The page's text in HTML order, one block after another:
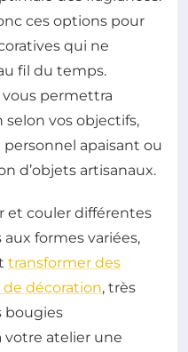
ces options pour
qui ne
fil du temps.
permettra
selon vos objectifs,
apaisant ou
d’objets artisanaux.
et couler différentes
formes variées,
transformer des
décoration, très
bougies
votre atelier une